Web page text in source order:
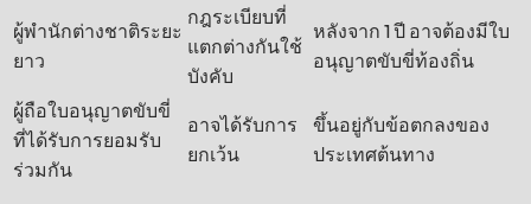
ผู้พำนักต่างชาติระยะ
ยาว
กฎระเบียบที่
แตกต่างกันใช้
บังคับ
หลังจาก 1 ปี อาจต้องมีใบ
อนุญาตขับขี่ท้องถิ่น
ผู้ถือใบอนุญาตขับขี่
ที่ได้รับการยอมรับ
ร่วมกัน
อาจได้รับการ
ยกเว้น
ขึ้นอยู่กับข้อตกลงของ
ประเทศต้นทาง